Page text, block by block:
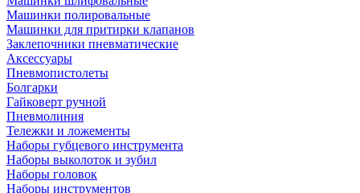
Машинки полировальные
Машинки для притирки клапанов
Заклепочники пневматические
Аксессуары
Пневмопистолеты
Болгарки
Гайковерт ручной
Пневмолиния
Тележки и ложементы
Наборы губцевого инструмента
Наборы выколоток и зубил
Наборы головок
Наборы инструментов